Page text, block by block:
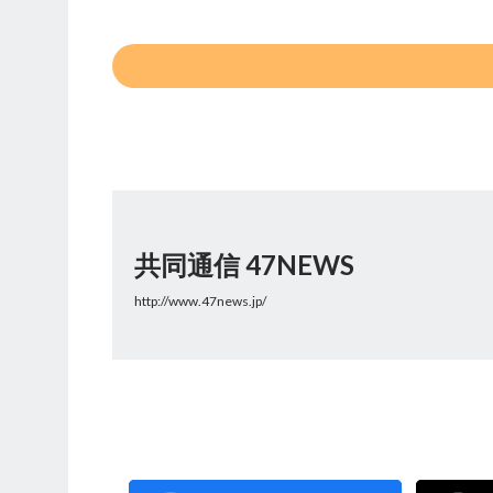
共同通信 47NEWS
http://www.47news.jp/